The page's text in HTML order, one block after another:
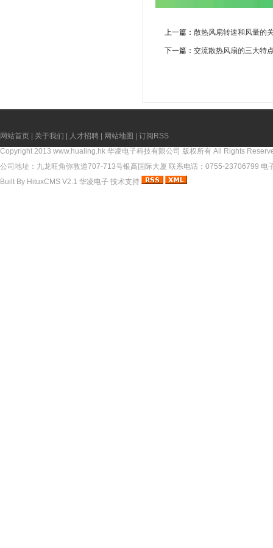
上一篇： 散热风扇转速和风量的
下一篇： 交流散热风扇的三大特
网站首页 关于我们 人才招聘 网站地图
订阅RSS
Copyright 2013 www.hualing.hk 华凌电子科技有限公司 版权所有 All Rights
公司地址：九龙旺角弥敦道707-713号银高国际大厦 联系电话：0755-23706799 电
Built By HituxCMS V2.1 华凌电子 技术支持